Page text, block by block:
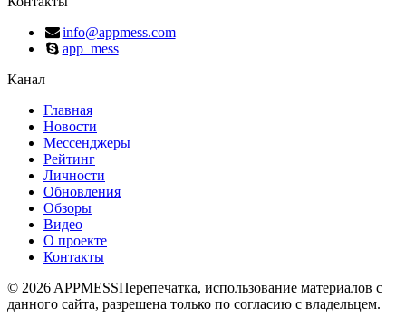
info@appmess.com
app_mess
Канал
Главная
Новости
Мессенджеры
Рейтинг
Личности
Обновления
Обзоры
Видео
О проекте
Контакты
© 2026 APPMESSПерепечатка, использование материалов с
данного сайта, разрешена только по согласию с владельцем.